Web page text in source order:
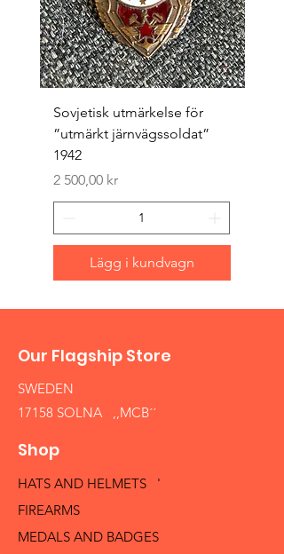
Sovjetisk utmärkelse för
”utmärkt järnvägssoldat”
1942
Pris
2 500,00 kr
Lägg i kundvagn
Our Flagship Store
SWEDEN
17158 SOLNA ,,MCB´´
Shop
HATS AND HELMETS '
FIREARMS
MEDALS AND BADGES